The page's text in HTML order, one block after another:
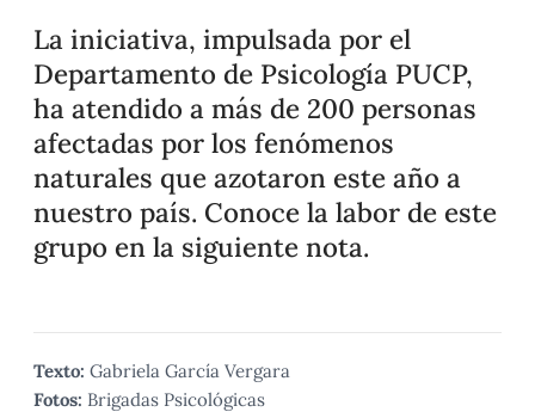
La iniciativa, impulsada por el
Departamento de Psicología PUCP,
ha atendido a más de 200 personas
afectadas por los fenómenos
naturales que azotaron este año a
nuestro país. Conoce la labor de este
grupo en la siguiente nota.
Texto: Gabriela García Vergara
Fotos: Brigadas Psicológicas